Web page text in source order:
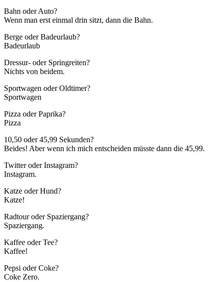
Bahn oder Auto?
Wenn man erst einmal drin sitzt, dann die Bahn.
Berge oder Badeurlaub?
Badeurlaub
Dressur- oder Springreiten?
Nichts von beidem.
Sportwagen oder Oldtimer?
Sportwagen
Pizza oder Paprika?
Pizza
10,50 oder 45,99 Sekunden?
Beides! Aber wenn ich mich entscheiden müsste dann die 45,99.
Twitter oder Instagram?
Instagram.
Katze oder Hund?
Katze!
Radtour oder Spaziergang?
Spaziergang.
Kaffee oder Tee?
Kaffee!
Pepsi oder Coke?
Coke Zero.